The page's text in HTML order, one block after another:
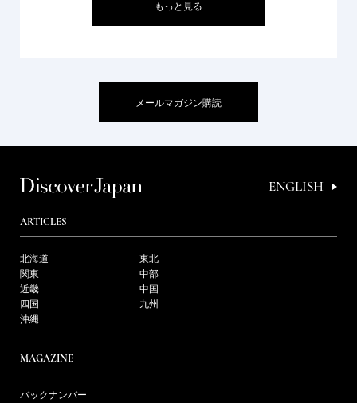
もっと見る
メールマガジン購読
ENGLISH
ARTICLES
北海道
東北
関東
中部
近畿
中国
四国
九州
沖縄
MAGAZINE
バックナンバー